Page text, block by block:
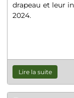
drapeau et leur
2024.
Lire la suite